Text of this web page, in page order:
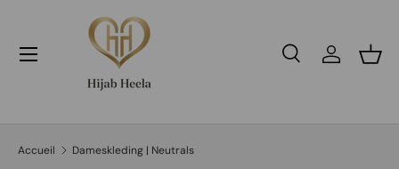
Recherche
Se
Accueil Dameskleding | Neutrals